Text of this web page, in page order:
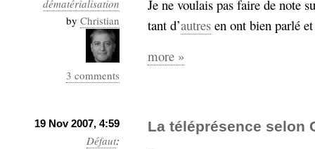
dématérialisation
by Christian
3 comments
Je ne voulais pas faire de note
tant d’autres en ont bien parlé
more »
19 Nov 2007, 4:59
Défaut:
La téléprésence selon
Industrialis
business_model
cinéma
Cloud
Computing
contribution